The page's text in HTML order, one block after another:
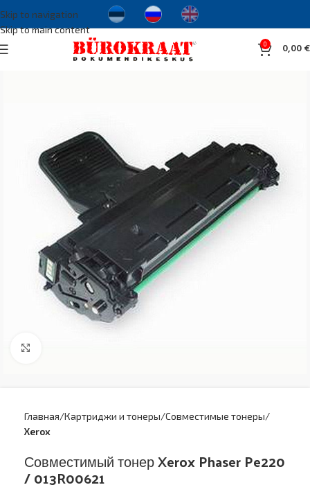
Skip to navigation
Skip to main content
0 0,00€
Главная Картриджи и тонеры Совместимые тонеры
Xerox
Совместимый тонер Xerox Phaser Pe220
/ 013R00621